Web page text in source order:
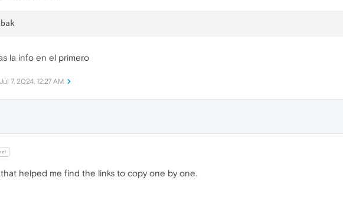
Bookmarks.bak
la info en el primero
Jul 7, 2024, 12:27 AM
that helped me find the links to copy one by one.